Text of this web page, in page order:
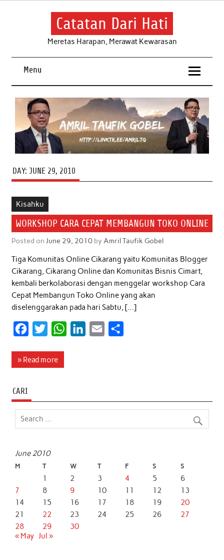
Skip
Catatan Dari Hati
Meretas Harapan, Merawat Kewarasan
Menu
DAY: JUNE 29, 2010
Kisahku
WORKSHOP CARA CEPAT MEMBANGUN TOKO ONLINE
Posted on June 29, 2010by Amril Taufik Gobel
Tiga Komunitas Online Cikarang yaitu Komunitas Blogger
Cikarang, Cikarang Online dan Komunitas Bisnis Cimart,
kembali berkolaborasi dengan menggelar workshop Cara
Cepat Membangun Toko Online yang akan
diselenggarakan pada hari Sabtu, […]
c
o
o
i
e
W
A
d
» Read more
CARI
June 2010
M T W T F S S
1 2 3 4 5
6
7
8 9 10 11 12
13
14
15 16 17 18 19
20
21
22 23 24 25 26
27
28
29
30
« May Jul »